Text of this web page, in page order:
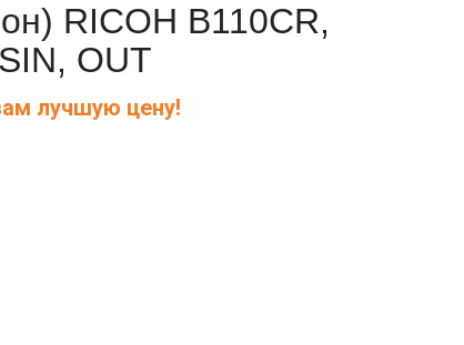
RICOH B110CR,
OUT
лучшую цену!